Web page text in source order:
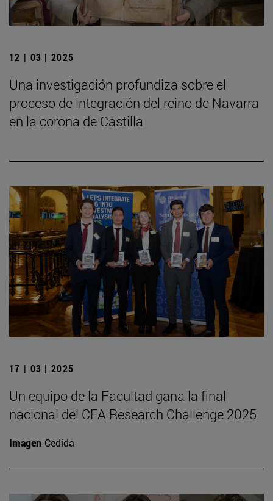
12 | 03 | 2025
Una investigación profundiza sobre el
proceso de integración del reino de Navarra
en la corona de Castilla
17 | 03 | 2025
Un equipo de la Facultad gana la final
nacional del CFA Research Challenge 2025
Imagen Cedida